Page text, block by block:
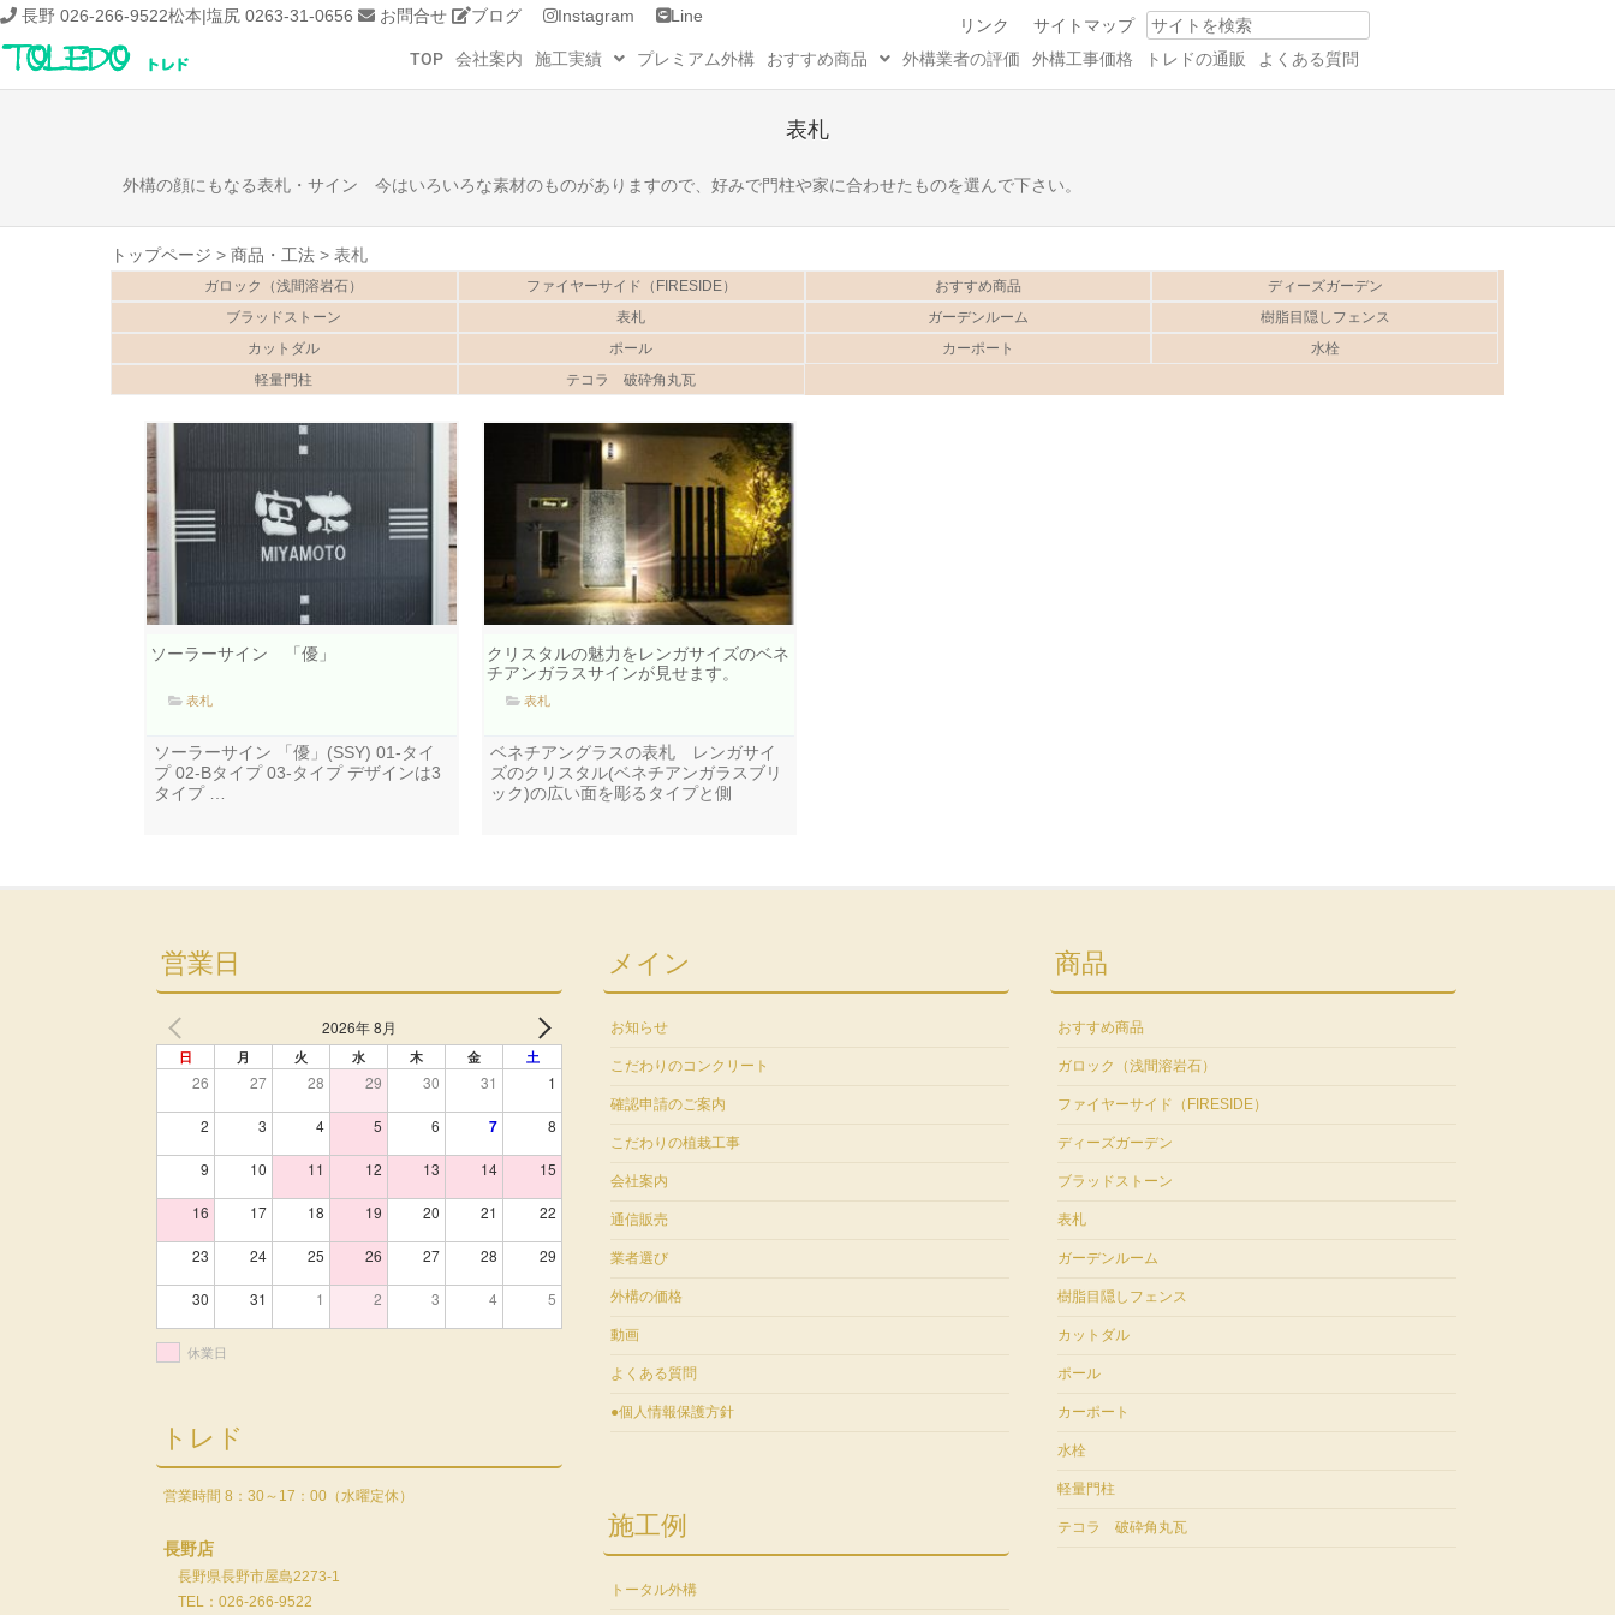
長野 026-266-9522松本|塩尻 0263-31-0656 お問合せ ブログ Instagram Line Search
サイトマップ
リンク
TOP
会社案内 施工実績 プレミアム外構 おすすめ商品 外構業者の評価 外構工事価格 トレドの通販 よくある質問
表札
外構の顔にもなる表札・サイン 今はいろいろな素材のものがありますので、好みで門柱や家に合わせたものを選んで下さい。
トップページ > 商品・工法 > 表札
ガロック（浅間溶岩石） ファイヤーサイド（FIRESIDE） おすすめ商品
ディーズガーデン
ブラッドストーン
表札 ガーデンルーム
樹脂目隠しフェンス
カットダル
ポール カーポート
水栓
軽量門柱
テコラ 破砕角丸瓦
ソーラーサイン 「優」
表札
ソーラーサイン 「優」(SSY) 01-タイ
プ 02-Bタイプ 03-タイプ デザインは3
タイプ …
クリスタルの魅力をレンガサイズのベネ
チアンガラスサインが見せます。
表札
ベネチアングラスの表札 レンガサイ
ズのクリスタル(ベネチアンガラスブリ
ック)の広い面を彫るタイプと側
営業日
2026年 8月
日 月 火 水 木 金 土
26 27 28 29 30 31 1
2 3 4 5 6 7 8
9 10 11 12 13 14 15
16 17 18 19 20 21 22
23 24 25 26 27 28 29
30 31 1 2 3 4 5
休業日
トレド
営業時間 8：30～17：00（水曜定休）
長野店
長野県長野市屋島2273-1
TEL：026-266-9522
メイン
お知らせ
こだわりのコンクリート
確認申請のご案内
こだわりの植栽工事
会社案内
通信販売
業者選び
外構の価格
動画
よくある質問
●個人情報保護方針
施工例
トータル外構
商品
おすすめ商品
ガロック（浅間溶岩石）
ファイヤーサイド（FIRESIDE）
ディーズガーデン
ブラッドストーン
表札
ガーデンルーム
樹脂目隠しフェンス
カットダル
ポール
カーポート
水栓
軽量門柱
テコラ 破砕角丸瓦